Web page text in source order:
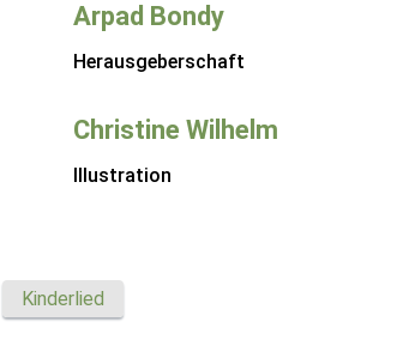
Arpad Bondy
Herausgeberschaft
Christine Wilhelm
Illustration
Kinderlied